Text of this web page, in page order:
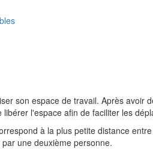
son espace de travail. Après avoir
l'espace afin de faciliter les
à la plus petite distance
une deuxième personne.